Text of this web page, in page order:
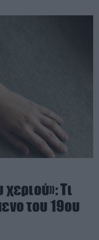
Τι
του 19ου